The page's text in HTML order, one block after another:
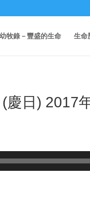
牧錄－豐盛的生命 生命
慶日) 2017